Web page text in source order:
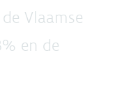
Vlaamse
en de